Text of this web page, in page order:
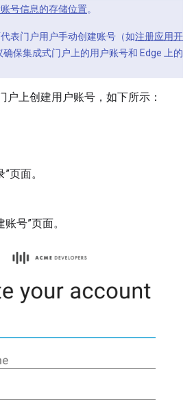
号信息的存储位置。
表门户用户手动创建账号（如注册应用开
保集成式门户上的用户账号和 Edge 上的
户上创建用户账号，如下所示：
页面。
号”页面。